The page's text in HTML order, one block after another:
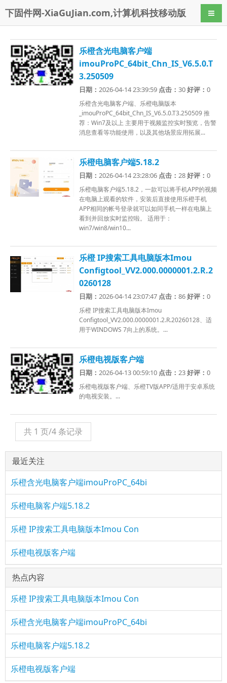
下固件网-XiaGuJian.com,计算机科技移动版 导航
乐橙含光电脑客户端
imouProPC_64bit_Chn_IS_V6.5.0.T
3.250509
日期：2026-04-14 23:39:59 点击：30好评：0
乐橙含光电脑客户端、乐橙电脑版本
_imouProPC_64bit_Chn_IS_V6.5.0.T3.250509 推
荐：Win7及以上 主要用于视频监控实时预览，告警
消息查看等功能使用，以及其他场景应用拓展...
乐橙电脑客户端5.18.2
日期：2026-04-14 23:28:06 点击：28好评：0
乐橙电脑客户端5.18.2，一款可以将手机APP的视频
在电脑上观看的软件，安装后直接使用乐橙手机
APP相同的帐号登录就可以如同手机一样在电脑上
看到并回放实时监控啦。 适用于：
win7/win8/win10...
乐橙 IP搜索工具电脑版本Imou
Configtool_VV2.000.0000001.2.R.2
0260128
日期：2026-04-14 23:07:47 点击：86好评：0
乐橙 IP搜索工具电脑版本Imou
Configtool_VV2.000.0000001.2.R.20260128、适
用于WINDOWS 7向上的系统。...
乐橙电视版客户端
日期：2026-04-13 00:59:10 点击：23好评：0
乐橙电视版客户端、乐橙TV版APP/适用于安卓系统
的电视安装。...
共 1 页/4 条记录
最近关注
乐橙含光电脑客户端imouProPC_64bi
乐橙电脑客户端5.18.2
乐橙 IP搜索工具电脑版本Imou Con
乐橙电视版客户端
热点内容
乐橙 IP搜索工具电脑版本Imou Con
乐橙含光电脑客户端imouProPC_64bi
乐橙电脑客户端5.18.2
乐橙电视版客户端